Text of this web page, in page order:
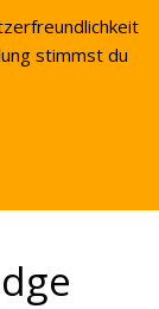
stimmst du